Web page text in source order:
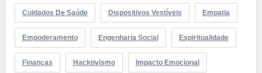
Cuidados De Saúde Dispositivos Vestíveis Empatia
Empoderamento Engenharia Social Espiritualidade
Finanças Hacktivismo Impacto Emocional